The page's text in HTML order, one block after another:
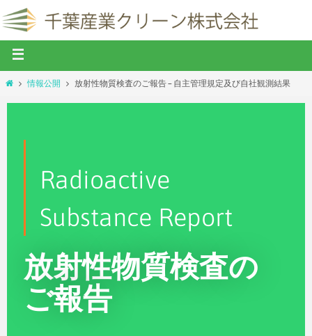
情報公開 放射性物質検査のご報告 – 自主管理規定及び自社観測結果
Radioactive
Substance Report
放射性物質検査の
ご報告